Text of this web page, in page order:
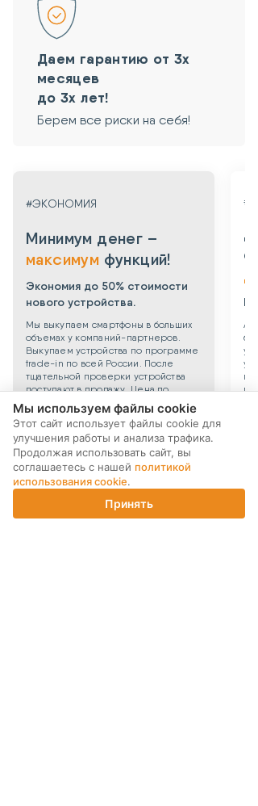
Даем гарантию от 3х
месяцев
до 3х лет!
Берем все риски на себя!
#ЭКОНОМИЯ
Минимум денег –
максимум функций!
Экономия до 50% стоимости
нового устройства.
Мы выкупаем смартфоны в больших
объемах у компаний-партнеров.
Выкупаем устройства по программе
trade-in по всей России. После
тщательной проверки устройства
поступают в продажу. Цена по
сравнению с новыми смартфонами
снижена до 40%.
Корзина
Мы используем файлы cookie
Этот сайт использует файлы cookie для
улучшения работы и анализа трафика.
Продолжая использовать сайт, вы
соглашаетесь с нашей политикой
использования cookie.
Принять